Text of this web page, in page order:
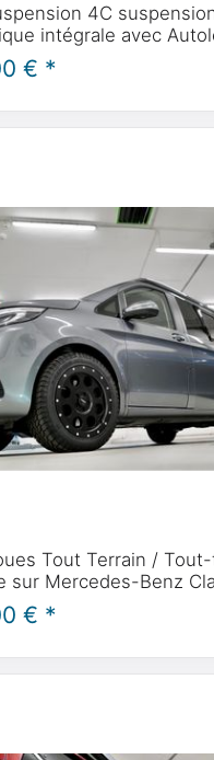
4C
intégrale avec
Benz classe V, Marco
- montage et
€ *
Tout Terrain /
sur Mercedes-Benz
Horizon, Activity -
/ 235 /55/R18
€ *